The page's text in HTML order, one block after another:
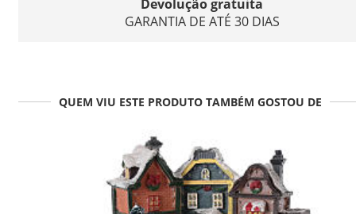
Devolução gratuita
GARANTIA DE ATÉ 30 DIAS
QUEM VIU ESTE PRODUTO TAMBÉM GOSTOU DE